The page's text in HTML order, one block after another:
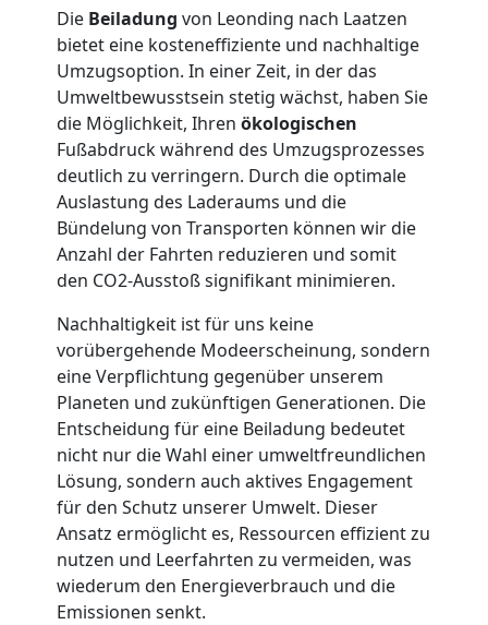
Die Beiladung von Leonding nach Laatzen
bietet eine kosteneffiziente und nachhaltige
Umzugsoption. In einer Zeit, in der das
Umweltbewusstsein stetig wächst, haben Sie
die Möglichkeit, Ihren ökologischen
Fußabdruck während des Umzugsprozesses
deutlich zu verringern. Durch die optimale
Auslastung des Laderaums und die
Bündelung von Transporten können wir die
Anzahl der Fahrten reduzieren und somit
den CO2-Ausstoß signifikant minimieren.
Nachhaltigkeit ist für uns keine
vorübergehende Modeerscheinung, sondern
eine Verpflichtung gegenüber unserem
Planeten und zukünftigen Generationen. Die
Entscheidung für eine Beiladung bedeutet
nicht nur die Wahl einer umweltfreundlichen
Lösung, sondern auch aktives Engagement
für den Schutz unserer Umwelt. Dieser
Ansatz ermöglicht es, Ressourcen effizient zu
nutzen und Leerfahrten zu vermeiden, was
wiederum den Energieverbrauch und die
Emissionen senkt.
LKW
Möbellift
Leonding
Übersiedlung
Leonding
Klaviertransport
Leonding
Privatumzug
Leonding